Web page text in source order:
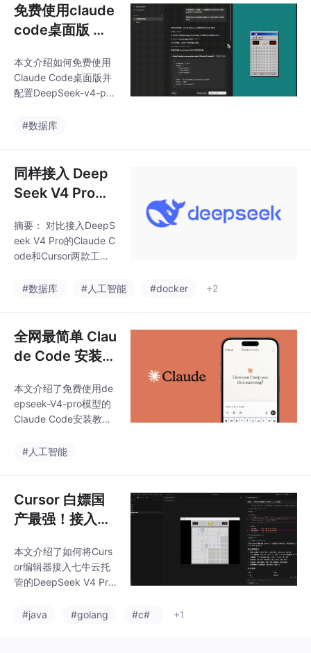
七牛账号注册和免费tok
en领取；2) Node.js环
境安装；3) Claude Co
de的npm安装和配置；
4) 环境变量设置方法；
5) 常见问题解决方案。
教程图文并茂，特别强
-pro模型编写代码的优
免费使用claude
code桌面版 并
pseek-v4-pro
模型(免登录,无
代理,国内可用)
本文介绍如何免费使用
Claude Code桌面版并
配置DeepSeek-v4-pro
即可在国内使用。主要
接口 注册七牛账号并获
取免费token 在控制台
创建并保存API Key 安
itch工具 配置Claude C
LI环境 设置自定义JSO
N配置（需替换API Ke
epSeek等模
#数据库
同样接入 Deep
Seek V4 Pro，
和 Cursor 到底
有什么区别？
摘要： 对比接入DeepS
eek V4 Pro的Claude C
ode和Cursor两款工
（基于VS Code的IDE
现更优，适合日常代码
修改；而Claude Code
凭借自主上下文管理和
动分析多文件、连续执
行），更适合大功能开
发或重构。两者代码质
e的跨文件一致性更好。
#数据库 #人工智能 #docker +2
全网最简单 Clau
de Code 安装教
pseek-V4-pro
模型)
本文介绍了免费使用de
epseek-V4-pro模型的
Claude Code安装教
注册七牛账号获取免费t
装Claude Code；4）
配置PowerShell环境变
量；5）启动使用流
图文指引，并包含常见
问题解决方法，帮助用
户快速搭建AI编程助手
修改功能。
#人工智能
Cursor 白嫖国
产最强！接入七
V4 Pro，代码补
全直接起飞
本文介绍了如何将Curs
or编辑器接入七牛云托
管的DeepSeek V4 Pro
全。通过注册七牛云获
#java #golang #c# +1